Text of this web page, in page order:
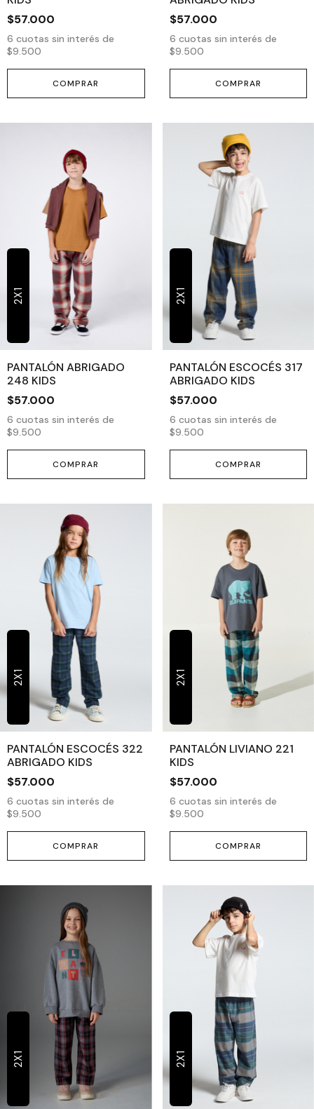
$57.000
6 cuotas sin interés de
$9.500
COMPRAR
$57.000
6 cuotas sin interés de
$9.500
COMPRAR
2X1
PANTALÓN ABRIGADO
248 KIDS
$57.000
6 cuotas sin interés de
$9.500
COMPRAR
2X1
PANTALÓN ESCOCÉS 317
ABRIGADO KIDS
$57.000
6 cuotas sin interés de
$9.500
COMPRAR
2X1
PANTALÓN ESCOCÉS 322
ABRIGADO KIDS
$57.000
6 cuotas sin interés de
$9.500
COMPRAR
2X1
PANTALÓN LIVIANO 221
KIDS
$57.000
6 cuotas sin interés de
$9.500
COMPRAR
2X1 2X1